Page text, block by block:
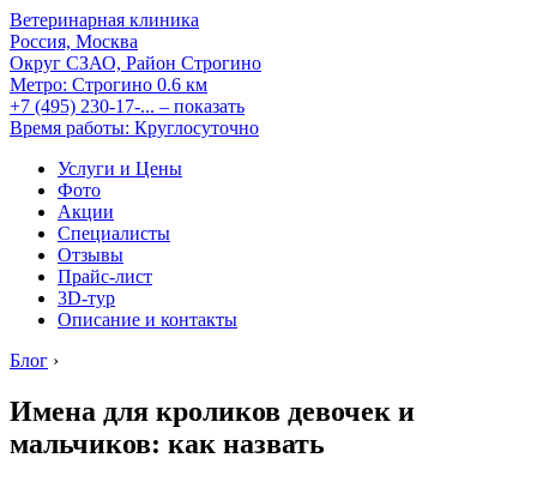
Ветеринарная клиника
Россия, Москва
Округ СЗАО, Район Строгино
Метро: Строгино 0.6 км
+7 (495) 230-17-... – показать
Время работы: Круглосуточно
Услуги и Цены
Фото
Акции
Специалисты
Отзывы
Прайс-лист
3D-тур
Описание и контакты
Блог ›
Имена для кроликов девочек и
мальчиков: как назвать